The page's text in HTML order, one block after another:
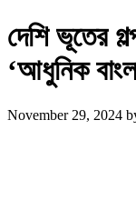
দেশি ভূতের
‘আধুনিক
November 29, 2024